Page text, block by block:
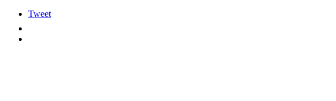
Tweet